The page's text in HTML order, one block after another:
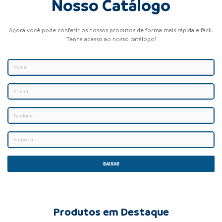
Nosso Catálogo
Agora você pode conferir os nossos produtos de forma mais rápida e fácil.
Tenha acesso ao nosso catálogo!
BAIXAR
Produtos em Destaque